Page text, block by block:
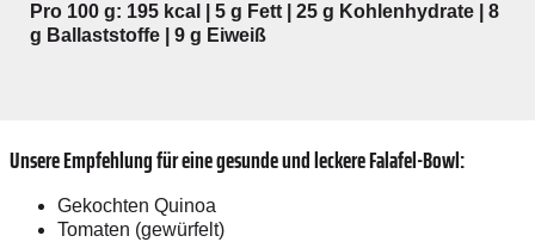
Pro 100 g: 195 kcal | 5 g Fett | 25 g Kohlenhydrate | 8
g Ballaststoffe | 9 g Eiweiß
Unsere Empfehlung für eine gesunde und leckere Falafel-Bowl:
Gekochten Quinoa
Tomaten (gewürfelt)